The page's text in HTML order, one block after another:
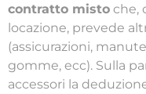
contratto misto che,
locazione, prevede
(assicurazioni,
gomme, ecc). Sulla
accessori la